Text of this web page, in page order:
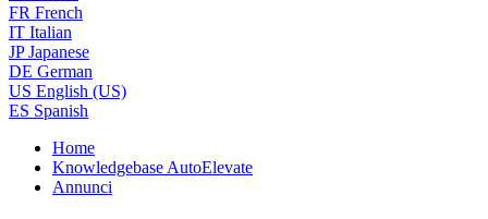
FR French
IT Italian
JP Japanese
DE German
US English (US)
ES Spanish
Home
Knowledgebase AutoElevate
Annunci